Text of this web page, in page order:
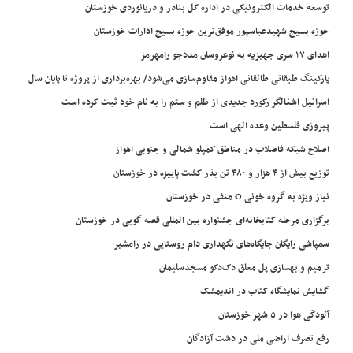
توسعه خدمات الکترونیکی در اداره کل بنادر و دریانوردی خوزستان
حوزه بسیج شهیدعباسپور موفق‌ترین حوزه بسیج ادارات خوزستان
اهدای ۱۷ سری جهیزیه به نوعروسان مددجو رامهرمز
پارکینگ طبقاتی طالقانی اهواز مقاوم‌سازی می‌شود/ بهره‌برداری از پروژه تا پایان سال
اسرائیل اشغالگر رکورد جدیدی از ظلم و ستم را به نام خود ثبت کرده است
پیروزی فلسطین وعده الهی است
اصلاح شبکه فاضلاب در مناطق کمپلو شمالی و جنوبی اهواز
توزیع بیش از ۴ هزار و ۴۸۰ تن بذر کشت پاییزه در خوزستان
نیاز ویژه به گروه خونی O منفی در خوزستان
برگزاری مرحله کتابخانه‌ای جشنواره بین المللی قصه گویی در خوزستان
سمپاشی رایگان جایگاه‌های نگهداری دام روستایی در رامشیر
ترمیم و بهسازی پل معلق دک‌دکو مسجدسلیمان
گشایش نمایشگاه کتاب در اندیمشک
آلودگی هوا در ۵ شهر خوزستان
رفع تصرف اراضی ملی در دشت آزادگان